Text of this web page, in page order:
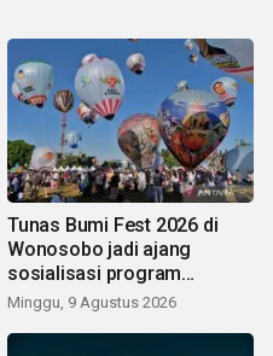
Tunas Bumi Fest 2026 di
Wonosobo jadi ajang
sosialisasi program
pemerintah lewat balon
Minggu, 9 Agustus 2026